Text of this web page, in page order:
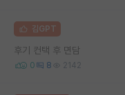
김GPT
후기 컨택 후 면담
0 8 2142